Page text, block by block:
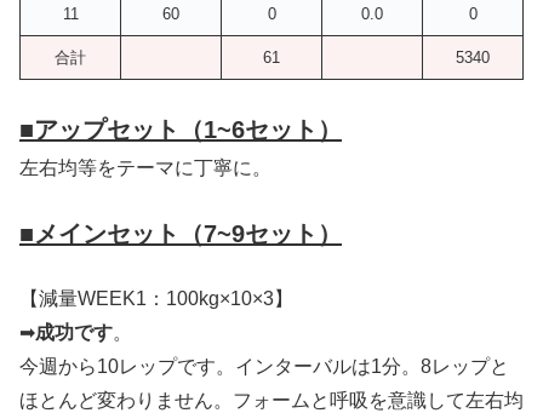
11 60 0 0.0 0
合計 61 5340
■アップセット（1~6セット）
左右均等をテーマに丁寧に。
■メインセット（7~9セット）
【減量WEEK1：100kg×10×3】
➡成功です。
今週から10レップです。インターバルは1分。8レップと
ほとんど変わりません。フォームと呼吸を意識して左右均